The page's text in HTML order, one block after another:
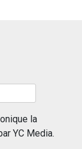
la
YC Media.